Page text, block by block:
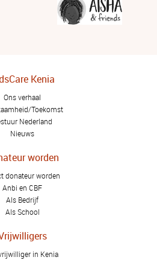
Kenia
Ons verhaal
Toekomst
Nederland
Nieuws
worden
donateur worden
Anbi en CBF
Als Bedrijf
Als School
in Kenia